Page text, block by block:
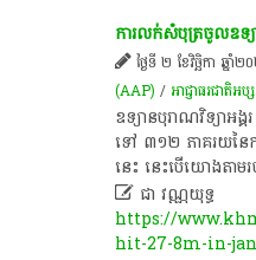
ការ​លក់​សំបុត្រ​ចូល​ឧទ្យ
ថ្ងៃទី ២ ខែវិច្ឆិកា ឆ្នាំ
(AAP) /អាជ្ញាធរជាតិអប្ស
ឧទ្យាន​បុរាណវិទ្យា​អ
ទៅ​ ៣១២​ ភាគរយ​នៃ​
នេះ​ នេះ​បើ​យោង​តា
ជា​ វណ្ណ​យុទ្ធ​
https://
hit-27-8m-in-